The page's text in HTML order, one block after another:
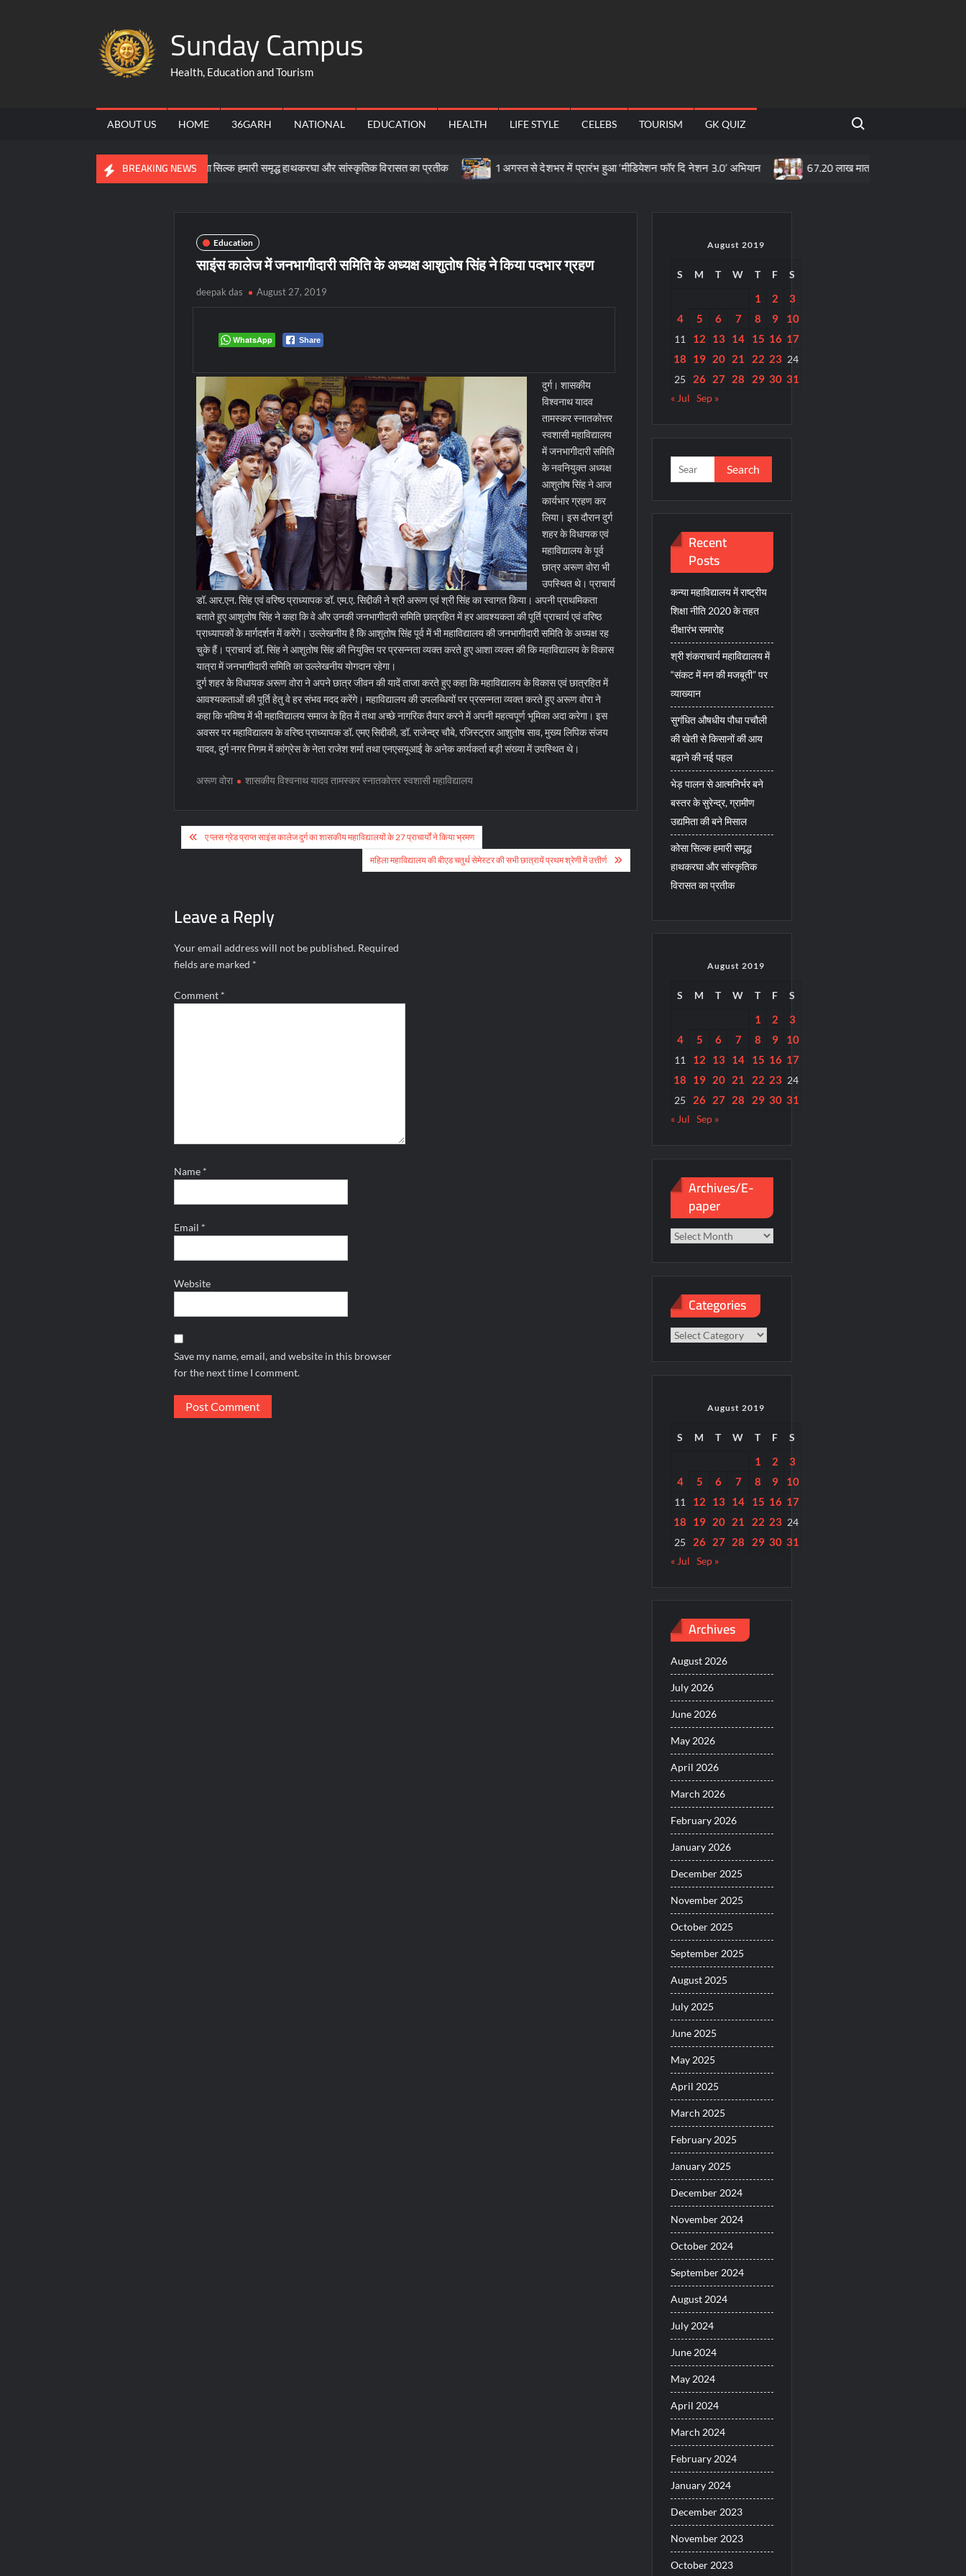
Sunday Campus
Health, Education and Tourism
ABOUT US HOME 36GARH NATIONAL EDUCATION HEALTH LIFE STYLE CELEBS TOURISM GK QUIZ
Search for:
BREAKING NEWS
कोसा सिल्क हमारी समृद्ध हाथकरघा और सांस्कृतिक विरासत का प्रतीक 1 अगस्त से देशभर में प्रारंभ हुआ ’मीडियेशन फॉर दि नेशन 3.0’ अभियान 67.20 लाख माताओं के खातों में पहुँची महतारी वंदन
Education
साइंस कालेज में जनभागीदारी समिति के अध्यक्ष आशुतोष सिंह ने किया पदभार ग्रहण
deepak das August 27, 2019
WhatsApp Share
दुर्ग। शासकीय
विश्वनाथ यादव
तामस्कर स्नातकोत्तर
स्वशासी महाविद्यालय
में जनभागीदारी समिति
के नवनियुक्त अध्यक्ष
आशुतोष सिंह ने आज
कार्यभार ग्रहण कर
लिया। इस दौरान दुर्ग
शहर के विधायक एवं
महाविद्यालय के पूर्व
छात्र अरूण वोरा भी
उपस्थित थे। प्राचार्य
डॉ. आर.एन. सिंह एवं वरिष्ठ प्राध्यापक डॉ. एम.ए. सिद्दीकी ने श्री अरूण एवं श्री सिंह का स्वागत किया। अपनी प्राथमिकता
बताते हुए आशुतोष सिंह ने कहा कि वे और उनकी जनभागीदारी समिति छात्रहित में हर आवश्यकता की पूर्ति प्राचार्य एवं वरिष्ठ
प्राध्यापकों के मार्गदर्शन में करेंगे। उल्लेखनीय है कि आशुतोष सिंह पूर्व में भी महाविद्यालय की जनभागीदारी समिति के अध्यक्ष रह
चुके हैं। प्राचार्य डॉ. सिंह ने आशुतोष सिंह की नियुक्ति पर प्रसन्नता व्यक्त करते हुए आशा व्यक्त की कि महाविद्यालय के विकास
यात्रा में जनभागीदारी समिति का उल्लेखनीय योगदान रहेगा।
दुर्ग शहर के विधायक अरूण वोरा ने अपने छात्र जीवन की यादें ताजा करते हुए कहा कि महाविद्यालय के विकास एवं छात्रहित में
आवश्यकताओं की पूर्ति हेतु वे हर संभव मदद करेंगे। महाविद्यालय की उपलब्धियों पर प्रसन्नता व्यक्त करते हुए अरूण वोरा ने
कहा कि भविष्य में भी महाविद्यालय समाज के हित में तथा अच्छे नागरिक तैयार करने में अपनी महत्वपूर्ण भूमिका अदा करेगा। इस
अवसर पर महाविद्यालय के वरिष्ठ प्राध्यापक डॉ. एमए सिद्दीकी, डॉ. राजेन्द्र चौबे, रजिस्ट्रार आशुतोष साव, मुख्य लिपिक संजय
यादव, दुर्ग नगर निगम में कांग्रेस के नेता राजेश शर्मा तथा एनएसयूआई के अनेक कार्यकर्ता बड़ी संख्या में उपस्थित थे।
अरूण वोरा शासकीय विश्वनाथ यादव तामस्कर स्नातकोत्तर स्वशासी महाविद्यालय
Post
navigation
ए प्लस ग्रेड प्राप्त साइंस कालेज दुर्ग का शासकीय महाविद्यालयों के 27 प्राचार्यों ने किया भ्रमण
महिला महाविद्यालय की बीएड चतुर्थ सेमेस्टर की सभी छात्रायें प्रथम श्रेणी में उत्तीर्ण
Leave a Reply
Your email address will not be published. Required
fields are marked *
Comment *
Name *
Email *
Website
Save my name, email, and website in this browser
for the next time I comment.
August 2019
S M T W T F S
1 2
3
4
5 6 7 8 9 10
11 12 13 14 15 16 17
18
19 20 21 22 23 24
25
26 27 28 29 30 31
« Jul Sep »
Search
for:
Recent
Posts
कन्या महाविद्यालय में राष्ट्रीय
शिक्षा नीति 2020 के तहत
दीक्षारंभ समारोह
श्री शंकराचार्य महाविद्यालय में
“संकट में मन की मजबूती” पर
व्याख्यान
सुगंधित औषधीय पौधा पचौली
की खेती से किसानों की आय
बढ़ाने की नई पहल
भेड़ पालन से आत्मनिर्भर बने
बस्तर के सुरेन्द्र, ग्रामीण
उद्यमिता की बने मिसाल
कोसा सिल्क हमारी समृद्ध
हाथकरघा और सांस्कृतिक
विरासत का प्रतीक
August 2019
S M T W T F S
1 2
3
4
5 6 7 8 9 10
11 12 13 14 15 16 17
18
19 20 21 22 23 24
25
26 27 28 29 30 31
« Jul Sep »
Archives/E-
paper
Archives/E-
Categories
Categories
August 2019
S M T W T F S
1 2
3
4
5 6 7 8 9 10
11 12 13 14 15 16 17
18
19 20 21 22 23 24
25
26 27 28 29 30 31
« Jul Sep »
Archives
August 2026
July 2026
June 2026
May 2026
April 2026
March 2026
February 2026
January 2026
December 2025
November 2025
October 2025
September 2025
August 2025
July 2025
June 2025
May 2025
April 2025
March 2025
February 2025
January 2025
December 2024
November 2024
October 2024
September 2024
August 2024
July 2024
June 2024
May 2024
April 2024
March 2024
February 2024
January 2024
December 2023
November 2023
October 2023